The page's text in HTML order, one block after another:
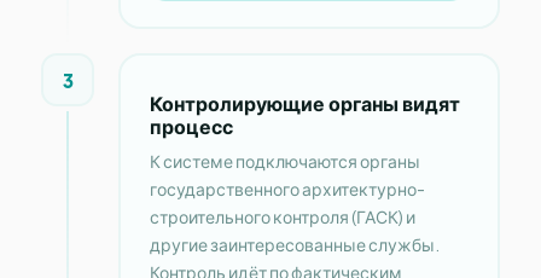
3
Контролирующие органы видят
процесс
К системе подключаются органы
государственного архитектурно-
строительного контроля (ГАСК) и
другие заинтересованные службы.
Контроль идёт по фактическим